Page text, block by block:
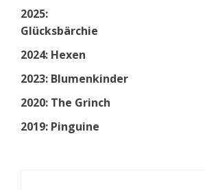
2025:
Glücksbärchie
2024: Hexen
2023: Blumenkinder
2020: The Grinch
2019: Pinguine